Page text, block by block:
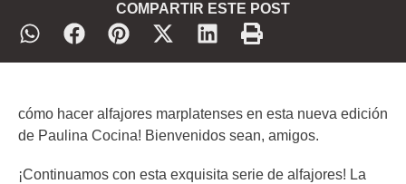
COMPARTIR ESTE POST
cómo hacer alfajores marplatenses en esta nueva edición
de Paulina Cocina! Bienvenidos sean, amigos.
¡Continuamos con esta exquisita serie de alfajores! La